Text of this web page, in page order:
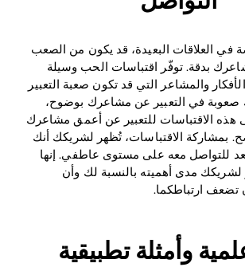
Home
في العلاقات البعيدة، قد يكون من الصعب
بدقة. توفّر اقتباسات الحب وسيلة
والمشاعر التي قد تكون صعبة التعبير
صعوبة في التعبير عن مشاعرك بوضوح،
هذه الاقتباسات للتعبير عن أعمق مشاعرك
بمشاركة الاقتباسات، تُظهر لشريكك أنك
للتواصل معه على مستوى عاطفي. إنها
مدى أهميته بالنسبة لك وأن
تضعف ارتباطكما.
وأمثلة تطبيقية